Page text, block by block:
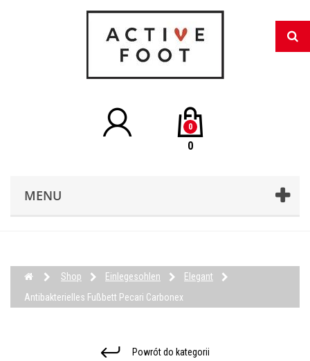
MENU
0
0
Shop Einlegesohlen
Elegant
Antibakterielles Fußbett Pecari Carbonex
Powrót do kategorii